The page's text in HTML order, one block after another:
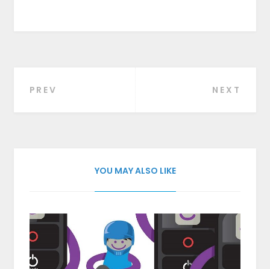
Beitragsnavigation
PREV NEXT
YOU MAY ALSO LIKE